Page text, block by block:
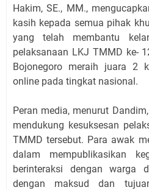
Hakim, SE., MM.,
kasih kepada semua pihak
yang telah membantu
pelaksanaan LKJ TMMD ke-
Bojonegoro meraih juara 2
online pada tingkat nasional.
Peran media, menurut
mendukung kesuksesan
TMMD tersebut. Para awak
dalam mempublikasikan
berinteraksi dengan warga
dengan maksud dan